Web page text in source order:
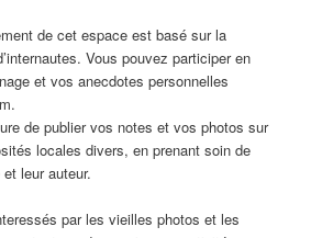
de cet espace est basé sur la
Vous pouvez participer en
et vos anecdotes personnelles
de publier vos notes et vos photos sur
locales divers, en prenant soin de
leur auteur.
par les vieilles photos et les